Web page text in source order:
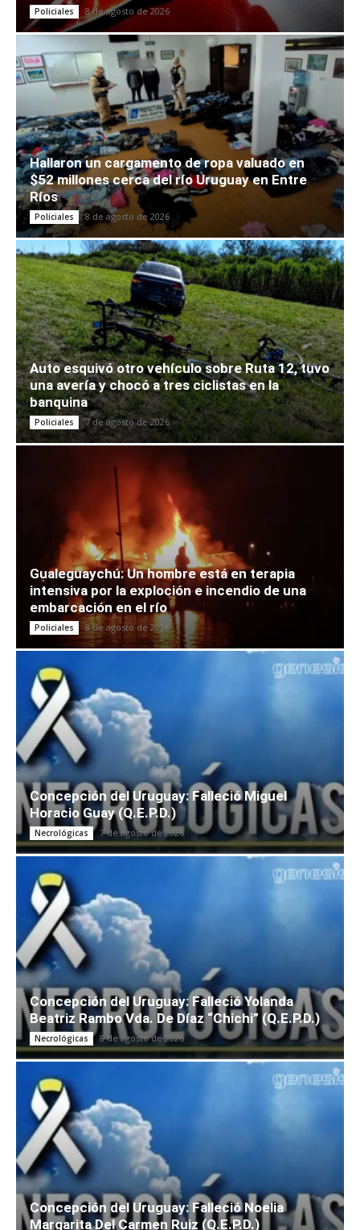
Policiales 8 de agosto de 2026
Hallaron un cargamento de ropa valuado en
$52 millones cerca del río Uruguay en Entre
Ríos
Policiales 8 de agosto de 2026
Auto esquivó otro vehículo sobre Ruta 12, tuvo
una avería y chocó a tres ciclistas en la
banquina
Policiales 7 de agosto de 2026
Gualeguaychú: Un hombre está en terapia
intensiva por la exploción e incendio de una
embarcación en el río
Policiales 8 de agosto de 2026
Concepción del Uruguay: Falleció Miguel
Horacio Guay (Q.E.P.D.)
Necrológicas 7 de agosto de 2026
Concepción del Uruguay: Falleció Yolanda
Beatriz Rambo Vda. De Díaz “Chichi” (Q.E.P.D.)
Necrológicas 8 de agosto de 2026
Concepción del Uruguay: Falleció Noelia
Margarita Del Carmen Ruiz (Q.E.P.D.)